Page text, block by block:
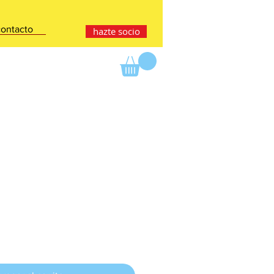
hazte socio